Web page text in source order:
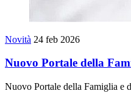
Novità 24 feb 2026
Nuovo Portale della
Nuovo Portale della Famiglia e